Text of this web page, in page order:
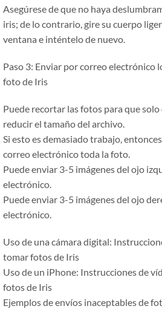
Asegúrese de que no haya
iris; de lo contrario, gire su cuerpo
ventana e inténtelo de nuevo.
Paso 3: Enviar por correo electrónico
foto de Iris
Puede recortar las fotos para que solo
reducir el tamaño del archivo.
Si esto es demasiado trabajo,
correo electrónico toda la foto.
Puede enviar 3-5 imágenes del ojo
electrónico.
Puede enviar 3-5 imágenes del ojo
electrónico.
Uso de una cámara digital:
tomar fotos de Iris
Uso de un iPhone: Instrucciones de
fotos de Iris
Ejemplos de envíos inaceptables de